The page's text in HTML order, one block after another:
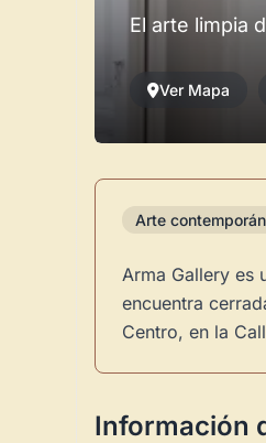
El arte limpia
Ver Mapa
Arte
Arma Gallery es
encuentra
Centro, en la
Información